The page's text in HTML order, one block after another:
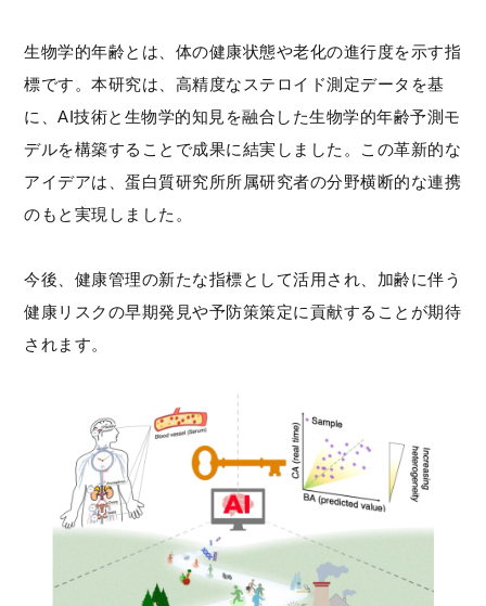
生物学的年齢とは、体の健康状態や老化の進行度を示す指
標です。本研究は、高精度なステロイド測定データを基
に、AI技術と生物学的知見を融合した生物学的年齢予測モ
デルを構築することで成果に結実しました。この革新的な
アイデアは、蛋白質研究所所属研究者の分野横断的な連携
のもと実現しました。
今後、健康管理の新たな指標として活用され、加齢に伴う
健康リスクの早期発見や予防策策定に貢献することが期待
されます。